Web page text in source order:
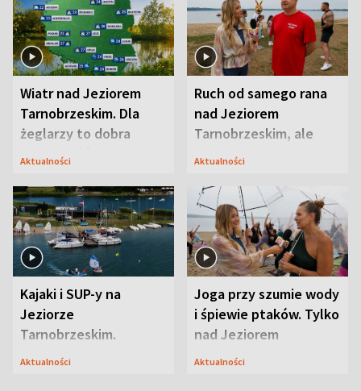
Wiatr nad Jeziorem
Tarnobrzeskim. Dla
żeglarzy to dobra
wiadomość
Aktualności
Ruch od samego rana
nad Jeziorem
Tarnobrzeskim, ale
ważna jest jedna
Aktualności
Kajaki i SUP-y na
Jeziorze
Tarnobrzeskim.
Przyrodnicy zwracają
Aktualności
Joga przy szumie wody
i śpiewie ptaków. Tylko
nad Jeziorem
Tarnobrzeskim
Aktualności